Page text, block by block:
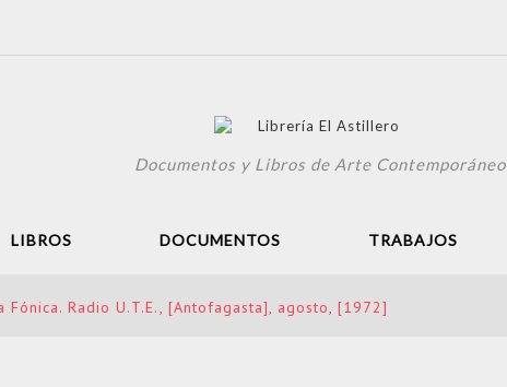
Documentos y Libros de Arte Contemporáneo
LIBROS DOCUMENTOS TRABAJOS
Fónica. Radio U.T.E., [Antofagasta], agosto, [1972]